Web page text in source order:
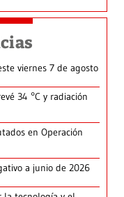
viernes 7 de agosto
34 °C y radiación
en Operación
a junio de 2026